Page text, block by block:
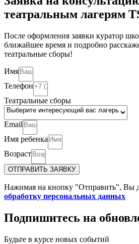
театральным лагерям
После оформления заявки куратор
ближайшее время и подробно
театральные сборы!
Имя
Телефон
Театральные сборы
Email
Имя ребенка
Возраст
ОТПРАВИТЬ ЗАЯВКУ
Нажимая на кнопку "Отправить", Вы
обработку персональных данных
Подпишитесь на
Будьте в курсе новых событий